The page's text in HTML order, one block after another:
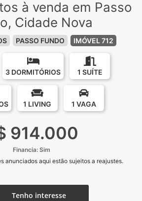
à venda em Passo
Cidade Nova
PASSO FUNDO IMÓVEL 712
3 DORMITÓRIOS 1 SUÍTE
1 LIVING 1 VAGA
914.000
Financia: Sim
anunciados aqui estão sujeitos a reajustes.
Tenho interesse